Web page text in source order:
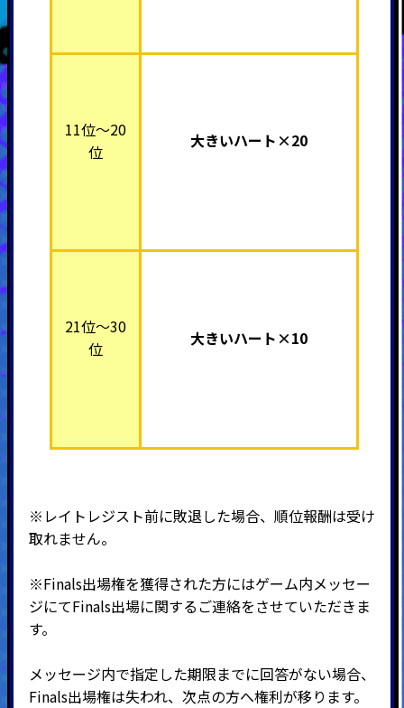
11位～20
位
大きいハート×20
21位～30
位
大きいハート×10
※レイトレジスト前に敗退した場合、順位報酬は受け
取れません。
※Finals出場権を獲得された方にはゲーム内メッセー
ジにてFinals出場に関するご連絡をさせていただきま
す。
メッセージ内で指定した期限までに回答がない場合、
Finals出場権は失われ、次点の方へ権利が移ります。